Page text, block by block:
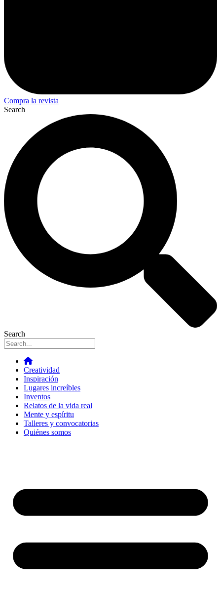
Compra la revista
Search
Search
Creatividad
Inspiración
Lugares increíbles
Inventos
Relatos de la vida real
Mente y espíritu
Talleres y convocatorias
Quiénes somos